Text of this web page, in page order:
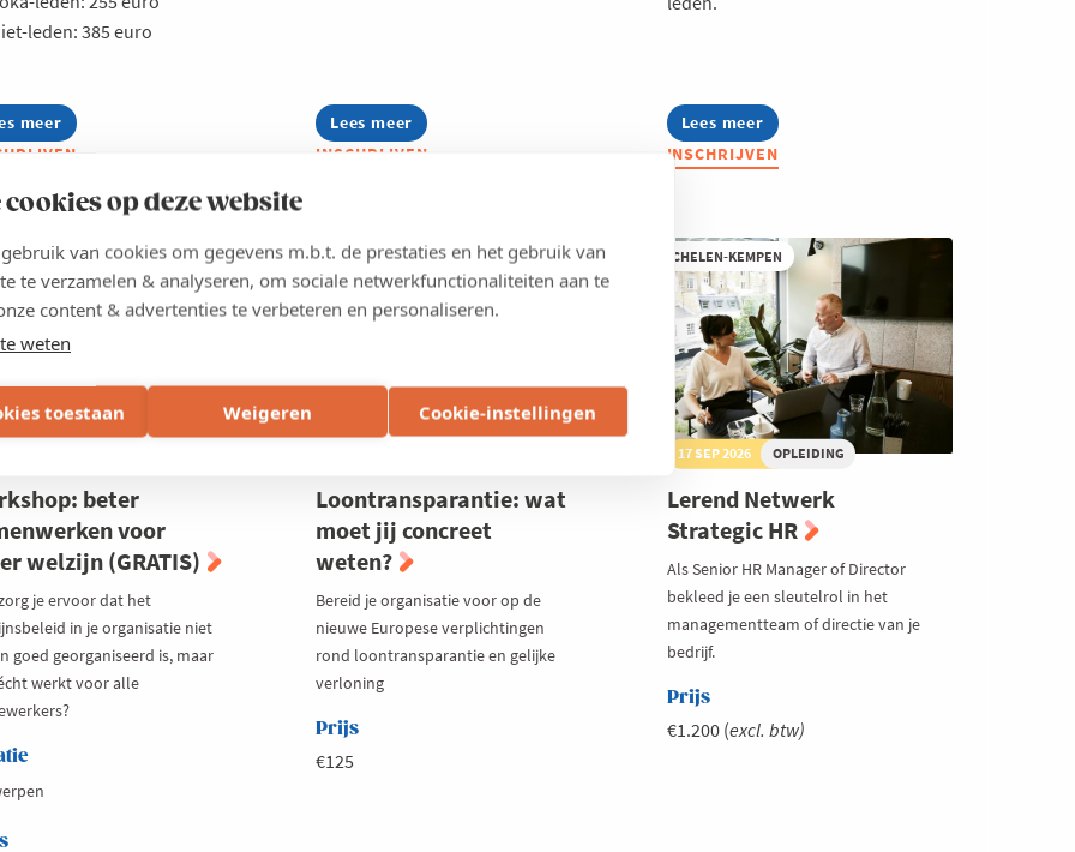
cookies op deze website
van cookies om gegevens m.b.t. de prestaties en het gebruik van
te verzamelen & analyseren, om sociale netwerkfunctionaliteiten aan te
content & advertenties te verbeteren en personaliseren.
weten
toestaan Weigeren Cookie-instellingen
leden: 385 euro
meer Lees meer
about
Infosessie:
INSCHRIJVEN
Lees meer
about
Infosessie:
Mobiliteitsbudget
policy
INSCHRIJVEN
WAASLAND
beter
voor
welzijn (GRATIS)
je ervoor dat het
in je organisatie niet
goed georganiseerd is, maar
werkt voor alle
MECHELEN-KEMPEN
Loontransparantie: wat
moet jij concreet
weten?
Bereid je organisatie voor op de
nieuwe Europese verplichtingen
rond loontransparantie en gelijke
verloning
Prijs
€125
MECHELEN-KEMPEN
17 SEP 2026 OPLEIDING
Lerend Netwerk
Strategic HR
Als Senior HR Manager of Director
bekleed je een sleutelrol in het
managementteam of directie van je
bedrijf.
Prijs
€1.200 (excl. btw)